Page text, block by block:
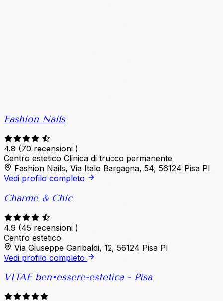
Fashion Nails
4.8 (70 recensioni )
Centro estetico Clinica di trucco permanente
Fashion Nails, Via Italo Bargagna, 54, 56124 Pisa PI
Vedi profilo completo
Charme & Chic
4.9 (45 recensioni )
Centro estetico
Via Giuseppe Garibaldi, 12, 56124 Pisa PI
Vedi profilo completo
VITAE ben•essere-estetica - Pisa